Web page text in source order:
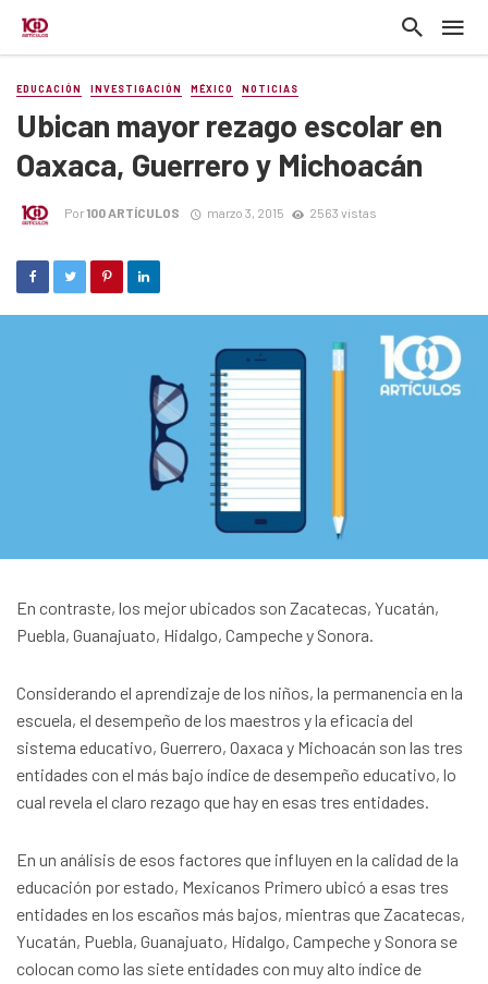
EDUCACIÓN INVESTIGACIÓN MÉXICO NOTICIAS
Ubican mayor rezago escolar en
Oaxaca, Guerrero y Michoacán
Por100 ARTÍCULOS marzo 3, 2015 2563 vistas
En contraste, los mejor ubicados son Zacatecas, Yucatán,
Puebla, Guanajuato, Hidalgo, Campeche y Sonora.
Considerando el aprendizaje de los niños, la permanencia en la
escuela, el desempeño de los maestros y la eficacia del
sistema educativo, Guerrero, Oaxaca y Michoacán son las tres
entidades con el más bajo índice de desempeño educativo, lo
cual revela el claro rezago que hay en esas tres entidades.
En un análisis de esos factores que influyen en la calidad de la
educación por estado, Mexicanos Primero ubicó a esas tres
entidades en los escaños más bajos, mientras que Zacatecas,
Yucatán, Puebla, Guanajuato, Hidalgo, Campeche y Sonora se
colocan como las siete entidades con muy alto índice de